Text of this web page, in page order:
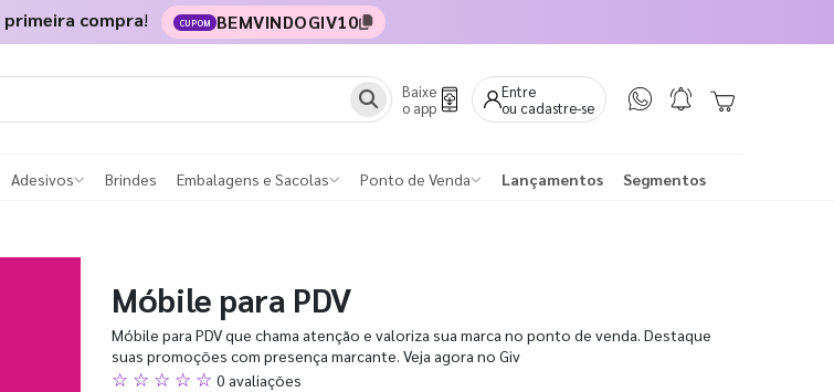
primeira compra! CUPOM BEMVINDOGIV10
Baixe
o app
Entre
ou cadastre-se
Adesivos Brindes Embalagens e Sacolas Ponto de Venda Lançamentos Segmentos
Móbile para PDV
Móbile para PDV que chama atenção e valoriza sua marca no ponto de venda. Destaque
suas promoções com presença marcante. Veja agora no Giv
☆ ☆ ☆ ☆ ☆ 0 avaliações